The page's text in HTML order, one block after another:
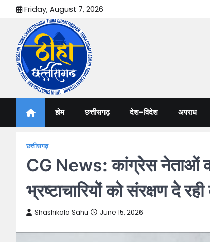
content
Friday, August 7, 2026
Thiha Chhattisgarh
होम छत्तीसगढ़ देश-विदेश अपराध
छत्तीसगढ़
CG News: कांग्रेस नेताओं की
भ्रष्टाचारियों को संरक्षण दे
Shashikala Sahu June 15, 2026